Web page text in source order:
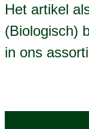
Het artikel
(Biologisch)
in ons